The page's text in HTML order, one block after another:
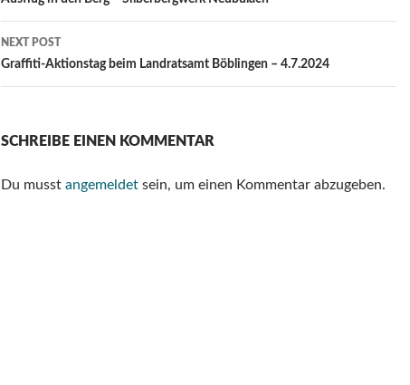
NEXT POST
Graffiti-Aktionstag beim Landratsamt Böblingen – 4.7.2024
SCHREIBE EINEN KOMMENTAR
Du musst angemeldet sein, um einen Kommentar abzugeben.